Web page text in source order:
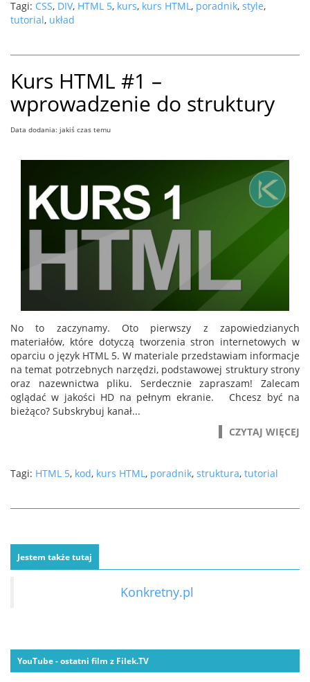
Tagi: CSS, DIV, HTML 5, kurs, kurs HTML, poradnik, style,
tutorial, układ
Kurs HTML #1 –
wprowadzenie do struktury
Data dodania: jakiś czas temu
No to zaczynamy. Oto pierwszy z zapowiedzianych
materiałów, które dotyczą tworzenia stron internetowych w
oparciu o język HTML 5. W materiale przedstawiam informacje
na temat potrzebnych narzędzi, podstawowej struktury strony
oraz nazewnictwa pliku. Serdecznie zapraszam! Zalecam
oglądać w jakości HD na pełnym ekranie. Chcesz być na
bieżąco? Subskrybuj kanał...
CZYTAJ WIĘCEJ
Tagi: HTML 5, kod, kurs HTML, poradnik, struktura, tutorial
Jestem także tutaj
Konkretny.pl
YouTube - ostatni film z Filek.TV